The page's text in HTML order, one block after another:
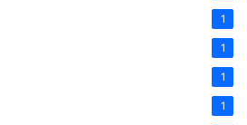
1
1
1
1